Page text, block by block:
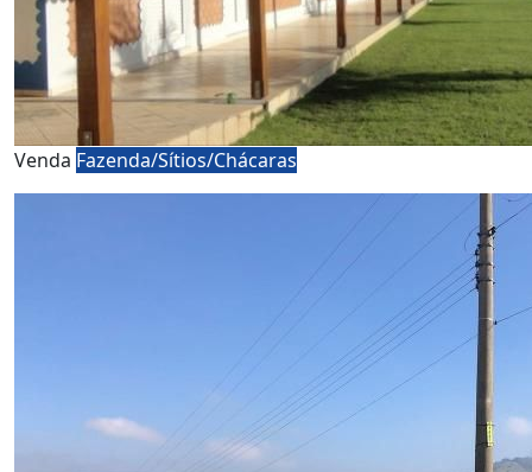
Venda Fazenda/Sítios/Chácaras